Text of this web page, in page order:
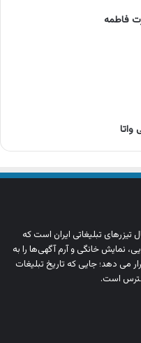
فاطمه
تیزرهای تبلیغاتی ایران است که
نمایش خانگی و آرم‌ آگهی‌ها را به‌
می‌ دهد؛ جایی که تاریخ تبلیغات
است.